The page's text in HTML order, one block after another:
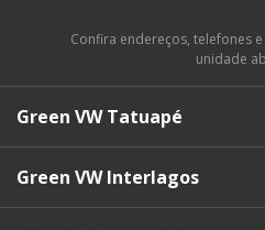
Confira endereços, telefones
unidade
Green VW Tatuapé
Green VW Interlagos